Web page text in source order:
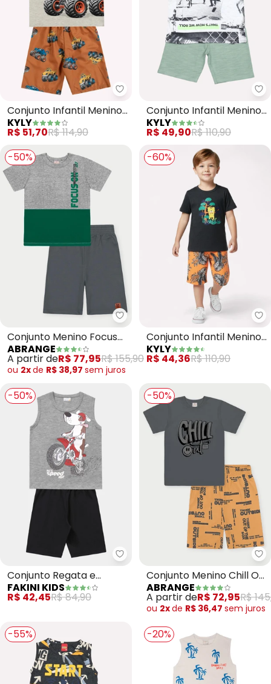
Kyly - Conjunto Infantil Menino
Conjunto Infantil Menino
Lettering (Cinza)
KYLY
R$ 51,70R$ 114,90
Conjunto Infantil Menino
Lettering (Cinza)
KYLY
R$ 49,90R$ 110,90
-50%
Abrange - Conjunto Menino
Conjunto Menino Focus
(Cinza)
ABRANGE
A partir deR$ 77,95R$ 155,90
ou 2xde R$ 38,97 semjuros
-60%
Conjunto Infantil Menino
Tigre (Cinza)
KYLY
R$ 44,36R$ 110,90
-50%
Fakini Kids - Conjunto Regata e
Conjunto Regata e
Bermuda (Cinza)
FAKINI KIDS
R$ 42,45R$ 84,90
-50%
Conjunto Menino Chill Out
(Cinza)
ABRANGE
A partir deR$ 72,95R$
ou 2xde R$ 36,47 semjuros
-55% -20%